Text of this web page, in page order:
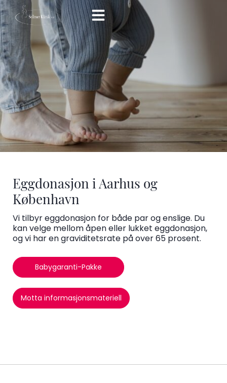
Skip
to
content
Eggdonasjon i Aarhus og
København
Vi tilbyr eggdonasjon for både par og enslige. Du
kan velge mellom åpen eller lukket eggdonasjon,
og vi har en graviditetsrate på over 65 prosent.
Babygaranti-Pakke
Motta informasjonsmateriell